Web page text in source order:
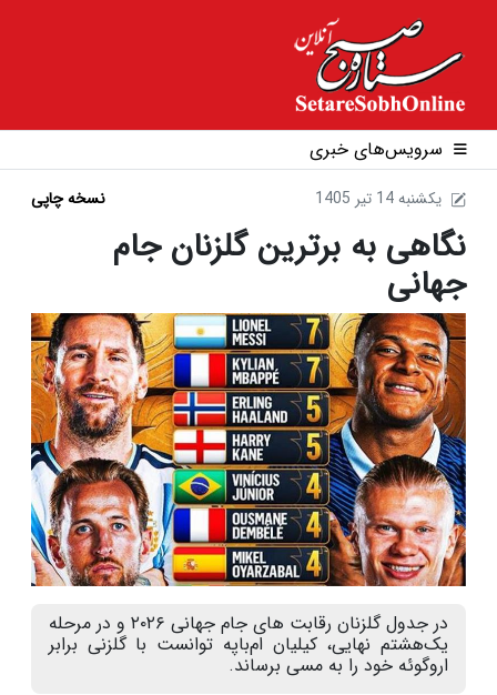
سرویس‌های خبری
1405 يکشنبه 14 تير نسخه چاپی
نگاهی به برترین گلزنان جام
جهانی
در جدول گلزنان رقابت های جام جهانی ۲۰۲۶ و در مرحله
یک‌هشتم نهایی، کیلیان ام‌باپه توانست با گلزنی برابر
اروگوئه خود را به مسی برساند.